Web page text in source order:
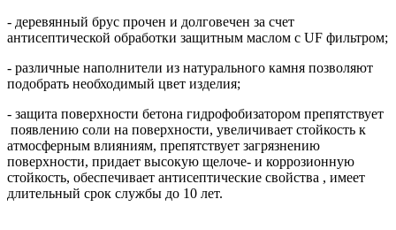
- деревянный брус прочен и долговечен за счет
антисептической обработки защитным маслом c UF фильтром;
- различные наполнители из натурального камня позволяют
подобрать необходимый цвет изделия;
- защита поверхности бетона гидрофобизатором препятствует
появлению соли на поверхности, увеличивает стойкость к
атмосферным влияниям, препятствует загрязнению
поверхности, придает высокую щелоче- и коррозионную
стойкость, обеспечивает антисептические свойства , имеет
длительный срок службы до 10 лет.